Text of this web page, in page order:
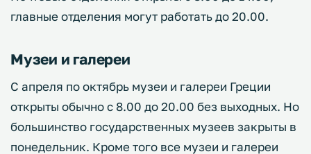
главные отделения могут работать до 20.00.
Музеи и галереи
С апреля по октябрь музеи и галереи Греции
открыты обычно с 8.00 до 20.00 без выходных. Но
большинство государственных музеев закрыты в
понедельник. Кроме того все музеи и галереи